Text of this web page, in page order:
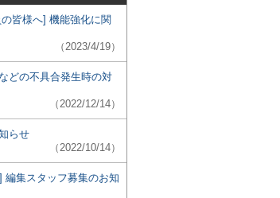
皆様へ] 機能強化に関
（2023/4/19）
どの不具合発生時の対
（2022/12/14）
らせ
（2022/10/14）
編集スタッフ募集のお知